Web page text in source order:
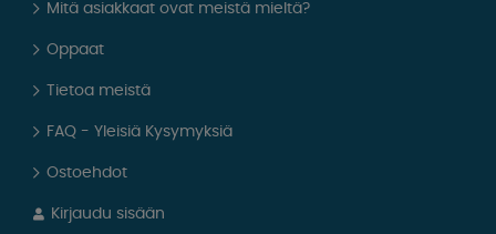
Mitä asiakkaat ovat meistä mieltä?
Oppaat
Tietoa meistä
FAQ - Yleisiä Kysymyksiä
Ostoehdot
Kirjaudu sisään